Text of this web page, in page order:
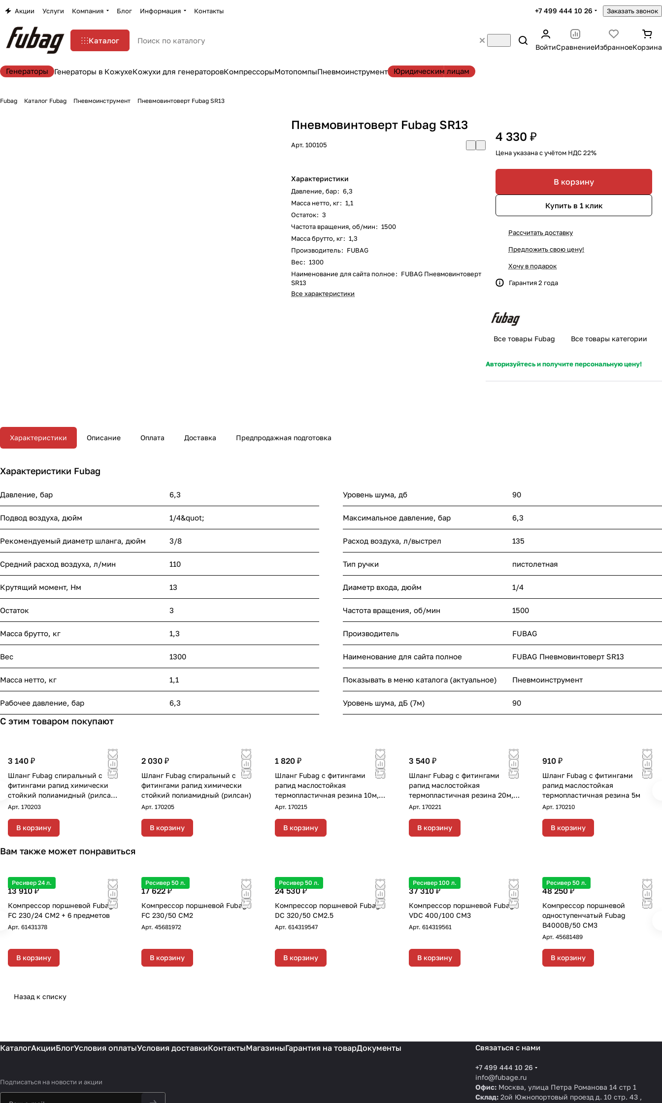
Акции Услуги Компания Блог Информация Контакты +7 499 444 10 26 Заказать звонок
Каталог
ВойтиСравнениеИзбранноеКорзина
Генераторы Генераторы в КожухеКожухи для генераторовКомпрессорыМотопомпыПневмоинструмент Юридическим лицам
Fubag Каталог Fubag Пневмоинструмент Пневмовинтоверт Fubag SR13
Пневмовинтоверт Fubag SR13
Арт.100105
Характеристики
Давление, бар: 6,3
Масса нетто, кг: 1,1
Остаток: 3
Частота вращения, об/мин: 1500
Масса брутто, кг: 1,3
Производитель: FUBAG
Вес: 1300
Наименование для сайта полное: FUBAG Пневмовинтоверт
SR13
Все характеристики
4 330 ₽
Цена указана с учётом НДС 22%
В корзину
Купить в 1 клик
Рассчитать доставку
Предложить свою цену!
Хочу в подарок
Гарантия 2 года
Все товары Fubag Все товары категории
Авторизуйтесь и получите персональную цену!
Характеристики Описание Оплата Доставка Предпродажная подготовка
Характеристики Fubag
Давление, бар 6,3 Уровень шума, дб 90
Подвод воздуха, дюйм 1/4&quot; Максимальное давление, бар 6,3
Рекомендуемый диаметр шланга, дюйм 3/8 Расход воздуха, л/выстрел 135
Средний расход воздуха, л/мин 110 Тип ручки пистолетная
Крутящий момент, Нм 13 Диаметр входа, дюйм 1/4
Остаток 3 Частота вращения, об/мин 1500
Масса брутто, кг 1,3 Производитель FUBAG
Вес 1300 Наименование для сайта полное FUBAG Пневмовинтоверт SR13
Масса нетто, кг 1,1 Показывать в меню каталога (актуальное) Пневмоинструмент
Рабочее давление, бар 6,3 Уровень шума, дБ (7м) 90
С этим товаром покупают
3 140 ₽
Шланг Fubag спиральный с
фитингами рапид химически
стойкий полиамидный (рилсан)
Арт. 170203
В корзину
2 030 ₽
Шланг Fubag спиральный с
фитингами рапид химически
стойкий полиамидный (рилсан)
Арт.170205
В корзину
1 820 ₽
Шланг Fubag с фитингами
рапид маслостойкая
термопластичная резина 10м,
диаметр 8х13 мм
Арт.170215
В корзину
3 540 ₽
Шланг Fubag с фитингами
рапид маслостойкая
термопластичная резина 20м,
диаметр 10х15 мм
Арт. 170221
В корзину
910 ₽
Шланг Fubag с фитингами
рапид маслостойкая
термопластичная резина 5м
Арт. 170210
В корзину
Вам также может понравиться
Ресивер 24 л.
13 910 ₽
Компрессор поршневой Fubag
FC 230/24 CM2 + 6 предметов
Арт. 61431378
В корзину
Ресивер 50 л.
17 622 ₽
Компрессор поршневой Fubag
FC 230/50 CM2
Арт.45681972
В корзину
Ресивер 50 л.
24 530 ₽
Компрессор поршневой Fubag
DC 320/50 CM2.5
Арт.614319547
В корзину
Ресивер 100 л.
37 310 ₽
Компрессор поршневой Fubag
VDC 400/100 CM3
Арт. 614319561
В корзину
Ресивер 50 л.
48 250 ₽
Компрессор поршневой
одноступенчатый Fubag
B4000B/50 CM3
Арт. 45681489
В корзину
Назад к списку
КаталогАкцииБлогУсловия оплатыУсловия доставкиКонтактыМагазиныГарантия на товарДокументы
Подписаться на новости и акции
Связаться с нами
+7 499 444 10 26
info@fubage.ru
Офис:Москва, улица Петра Романова 14 стр 1
Склад:2ой Южнопортовый проезд д. 10 стр. 43 ,